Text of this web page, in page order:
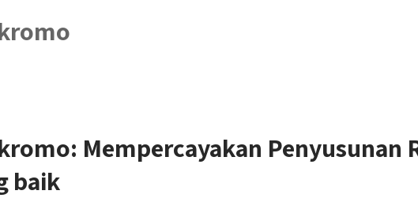
Mempercayakan Penyusunan
baik